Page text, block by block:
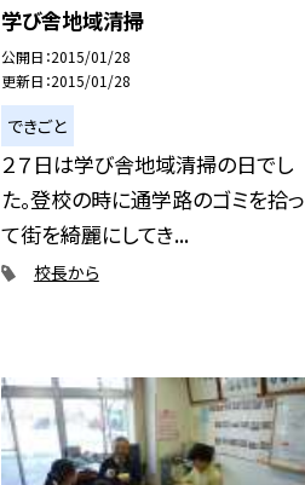
学び舎地域清掃
公開日 2015/01/28
更新日 2015/01/28
できごと
２７日は学び舎地域清掃の日でし
た。登校の時に通学路のゴミを拾っ
て街を綺麗にしてき...
校長から